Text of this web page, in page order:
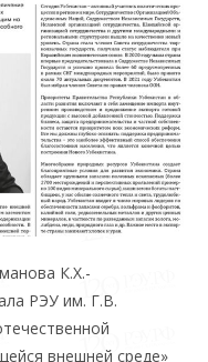
К.Х.-
РЭУ им. Г.В.
внешней среде»